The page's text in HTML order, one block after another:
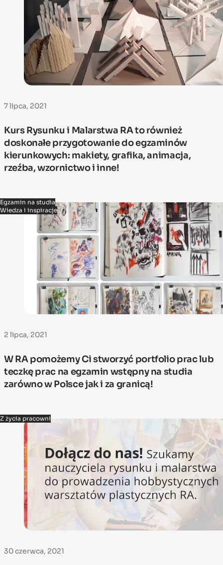
7 lipca, 2021
Kurs Rysunku i Malarstwa RA to również
doskonałe przygotowanie do egzaminów
kierunkowych: makiety, grafika, animacja,
rzeźba, wzornictwo i inne!
Egzamin na studia
Wiedza i inspiracje
2 lipca, 2021
W RA pomożemy Ci stworzyć portfolio prac lub
teczkę prac na egzamin wstępny na studia
zarówno w Polsce jak i za granicą!
Z życia pracowni
30 czerwca, 2021